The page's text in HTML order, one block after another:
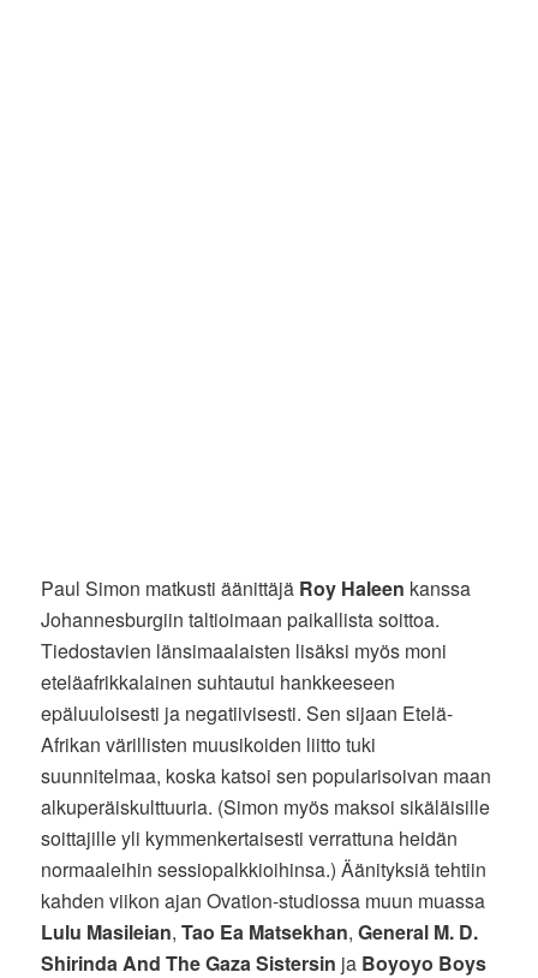
Paul Simon matkusti äänittäjä Roy Haleen kanssa
Johannesburgiin taltioimaan paikallista soittoa.
Tiedostavien länsimaalaisten lisäksi myös moni
eteläafrikkalainen suhtautui hankkeeseen
epäluuloisesti ja negatiivisesti. Sen sijaan Etelä-
Afrikan värillisten muusikoiden liitto tuki
suunnitelmaa, koska katsoi sen popularisoivan maan
alkuperäiskulttuuria. (Simon myös maksoi sikäläisille
soittajille yli kymmenkertaisesti verrattuna heidän
normaaleihin sessiopalkkioihinsa.) Äänityksiä tehtiin
kahden viikon ajan Ovation-studiossa muun muassa
Lulu Masileian,Tao Ea Matsekhan,General M. D.
Shirinda And The Gaza Sistersin ja Boyoyo Boys